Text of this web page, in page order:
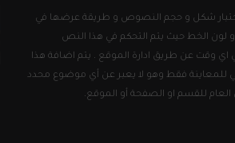
شكل و حجم النصوص و طريقة عرضها في
لون الخط حيث يتم التحكم في هذا النص
اي وقت عن طريق ادارة الموقع . يتم اضافة هذا
للمعاينة فقط وهو لا يعبر عن أي موضوع محدد
العام للقسم او الصفحة أو الموقع.